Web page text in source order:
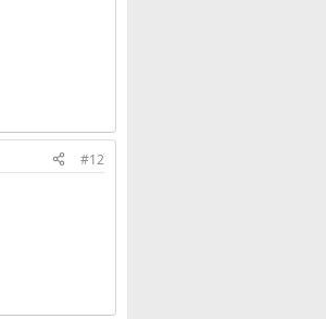
#12